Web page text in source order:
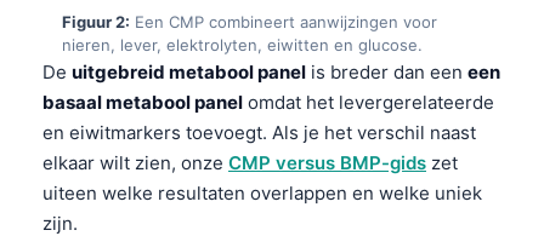
Figuur 2: Een CMP combineert aanwijzingen voor
nieren, lever, elektrolyten, eiwitten en glucose.
De uitgebreid metabool panel is breder dan een een
basaal metabool panel omdat het levergerelateerde
en eiwitmarkers toevoegt. Als je het verschil naast
elkaar wilt zien, onze CMP versus BMP-gids zet
uiteen welke resultaten overlappen en welke uniek
zijn.